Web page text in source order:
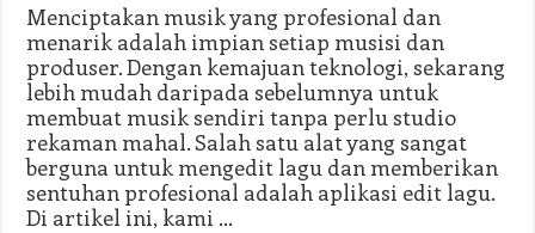
Menciptakan musik yang profesional dan
menarik adalah impian setiap musisi dan
produser. Dengan kemajuan teknologi, sekarang
lebih mudah daripada sebelumnya untuk
membuat musik sendiri tanpa perlu studio
rekaman mahal. Salah satu alat yang sangat
berguna untuk mengedit lagu dan memberikan
sentuhan profesional adalah aplikasi edit lagu.
Di artikel ini, kami …